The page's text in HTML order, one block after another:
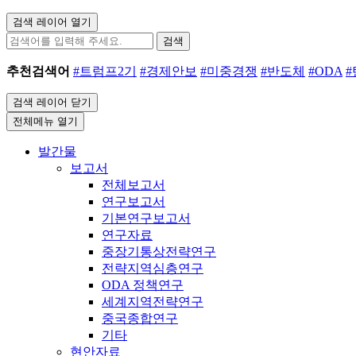
검색 레이어 열기
검색
추천검색어 #트럼프2기 #경제안보 #미중경쟁 #반도체 #ODA #
검색 레이어 닫기
전체메뉴 열기
발간물
보고서
전체보고서
연구보고서
기본연구보고서
연구자료
중장기통상전략연구
전략지역심층연구
ODA 정책연구
세계지역전략연구
중국종합연구
기타
현안자료